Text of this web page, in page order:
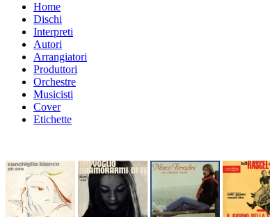
Home
Dischi
Interpreti
Autori
Arrangiatori
Produttori
Orchestre
Musicisti
Cover
Etichette